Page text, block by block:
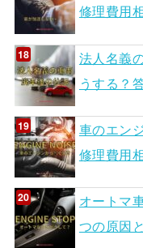
修理費用
法人名義
うする？
車のエン
修理費用
オートマ
つの原因